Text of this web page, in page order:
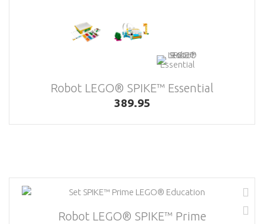
Robot LEGO® SPIKE™ Essential
389.95
Robot LEGO® SPIKE™ Prime